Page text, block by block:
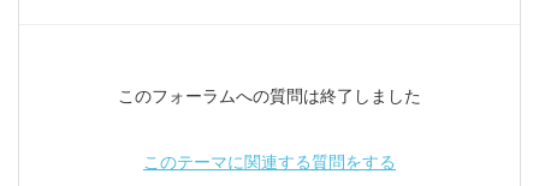
このフォーラムへの質問は終了しました
このテーマに関連する質問をする